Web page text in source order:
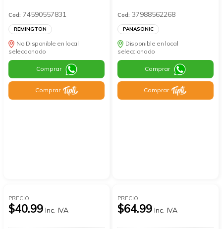
Cod: 74590557831
REMINGTON
No Disponible en local
seleccionado
Comprar
Comprar
Cod: 37988562268
PANASONIC
Disponible en local
seleccionado
Comprar
Comprar
PRECIO
$40.99 Inc. IVA
PRECIO
$64.99 Inc. IVA